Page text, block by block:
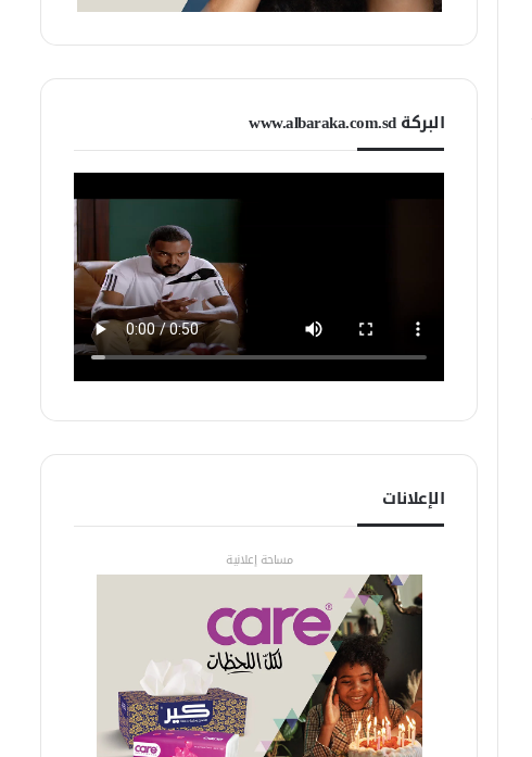
البركة www.albaraka.com.sd
الإعلانات
مساحة إعلانية